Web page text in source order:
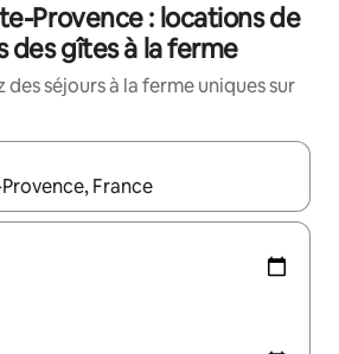
Provence : locations de
des gîtes à la ferme
séjours à la ferme uniques sur
s'affichent, utilisez les flèches vers le